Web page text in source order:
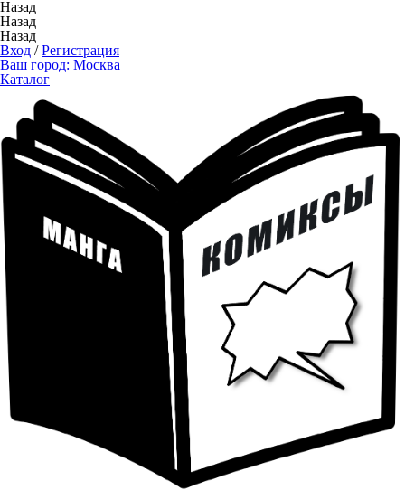
Назад
Назад
Назад
Вход /Регистрация
Ваш город: Москва
Каталог